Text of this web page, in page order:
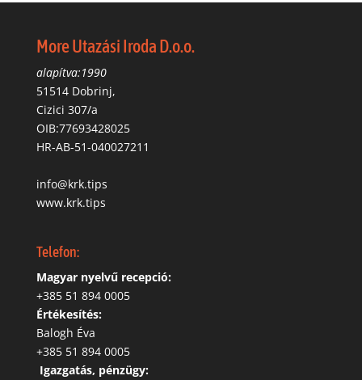
More Utazási Iroda D.o.o.
alapítva:1990
51514 Dobrinj,
Cizici 307/a
OIB:77693428025
HR-AB-51-040027211
info@krk.tips
www.krk.tips
Telefon:
Magyar nyelvű recepció:
‭+385 51 894 0005
Értékesítés:
Balogh Éva
+385 51 894 0005
Igazgatás, pénzügy: